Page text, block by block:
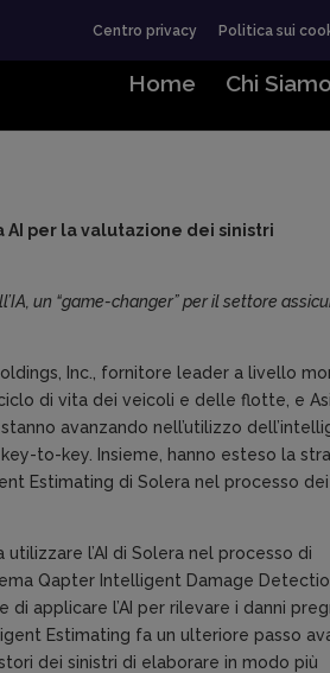
Centro privacy Politica sui
Home Chi Siamo
per la valutazione dei sinistri
un “game-changer” per il settore
Inc., fornitore leader a livello
di vita dei veicoli e delle flotte, e
avanzando nell’utilizzo
to-key. Insieme, hanno esteso la
Estimating di Solera nel processo dei
l’AI di Solera nel processo di
Qapter Intelligent Damage
applicare l’AI per rilevare i danni
Estimating fa un ulteriore passo
dei sinistri di elaborare in modo più